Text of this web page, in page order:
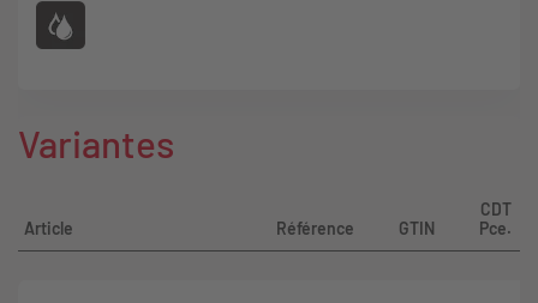
Variantes
Article Référence GTIN
CDT
Pce.